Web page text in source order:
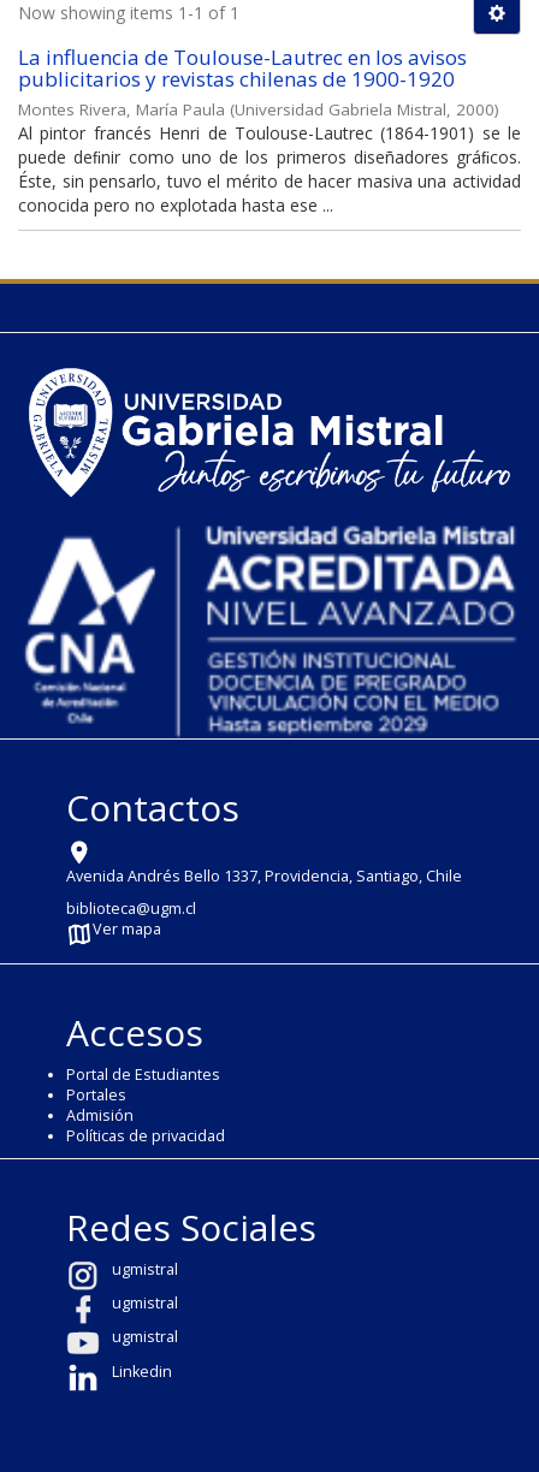
Now showing items 1-1 of 1
La influencia de Toulouse-Lautrec en los avisos
publicitarios y revistas chilenas de 1900-1920
Montes Rivera, María Paula (Universidad Gabriela Mistral, 2000)
Al pintor francés Henri de Toulouse-Lautrec (1864-1901) se le
puede deﬁnir como uno de los primeros diseñadores gráﬁcos.
Éste, sin pensarlo, tuvo el mérito de hacer masiva una actividad
conocida pero no explotada hasta ese ...
Contactos
Avenida Andrés Bello 1337, Providencia, Santiago, Chile
biblioteca@ugm.cl
Ver mapa
Accesos
Portal de Estudiantes
Portales
Admisión
Políticas de privacidad
Redes Sociales
ugmistral
ugmistral
ugmistral
Linkedin